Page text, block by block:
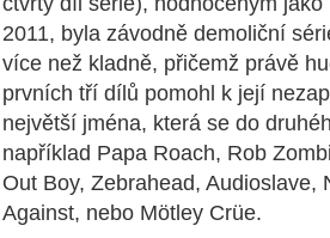
2011, byla závodně demoliční
více než kladně, přičemž právě
prvních tří dílů pomohl k její
největší jména, která se do
například Papa Roach, Rob
Out Boy, Zebrahead, Audioslave,
Against, nebo Mötley Crüe.